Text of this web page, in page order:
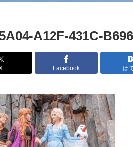
A12F-431C-
Facebook は